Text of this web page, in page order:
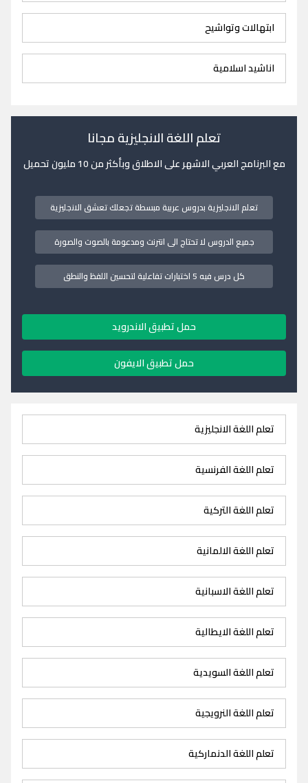
ابتهالات وتواشيح
اناشيد اسلامية
تعلم اللغة الانجليزية مجانا
مع البرنامج العربي الاشهر على الاطلاق وبأكثر من 10 مليون تحميل
تعلم الانجليزية بدروس عربية مبسطة تجعلك تعشق الانجليزية
جميع الدروس لا تحتاج الى انترنت ومدعومة بالصوت والصورة
كل درس فيه 5 اختبارات تفاعلية لتحسين اللفظ والنطق
حمل تطبيق الاندرويد
حمل تطبيق الايفون
تعلم اللغة الانجليزية
تعلم اللغة الفرنسية
تعلم اللغة التركية
تعلم اللغة الالمانية
تعلم اللغة الاسبانية
تعلم اللغة الايطالية
تعلم اللغة السويدية
تعلم اللغة النرويجية
تعلم اللغة الدنماركية